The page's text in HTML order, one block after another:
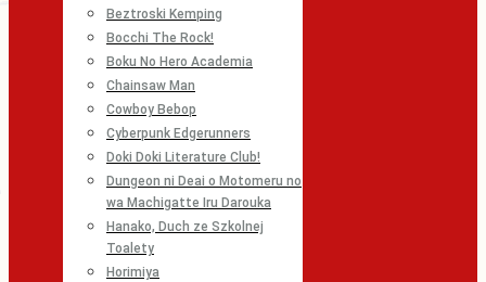
Beztroski Kemping
Bocchi The Rock!
Boku No Hero Academia
Chainsaw Man
Cowboy Bebop
Cyberpunk Edgerunners
Doki Doki Literature Club!
Dungeon ni Deai o Motomeru no
wa Machigatte Iru Darouka
Hanako, Duch ze Szkolnej
Toalety
Horimiya